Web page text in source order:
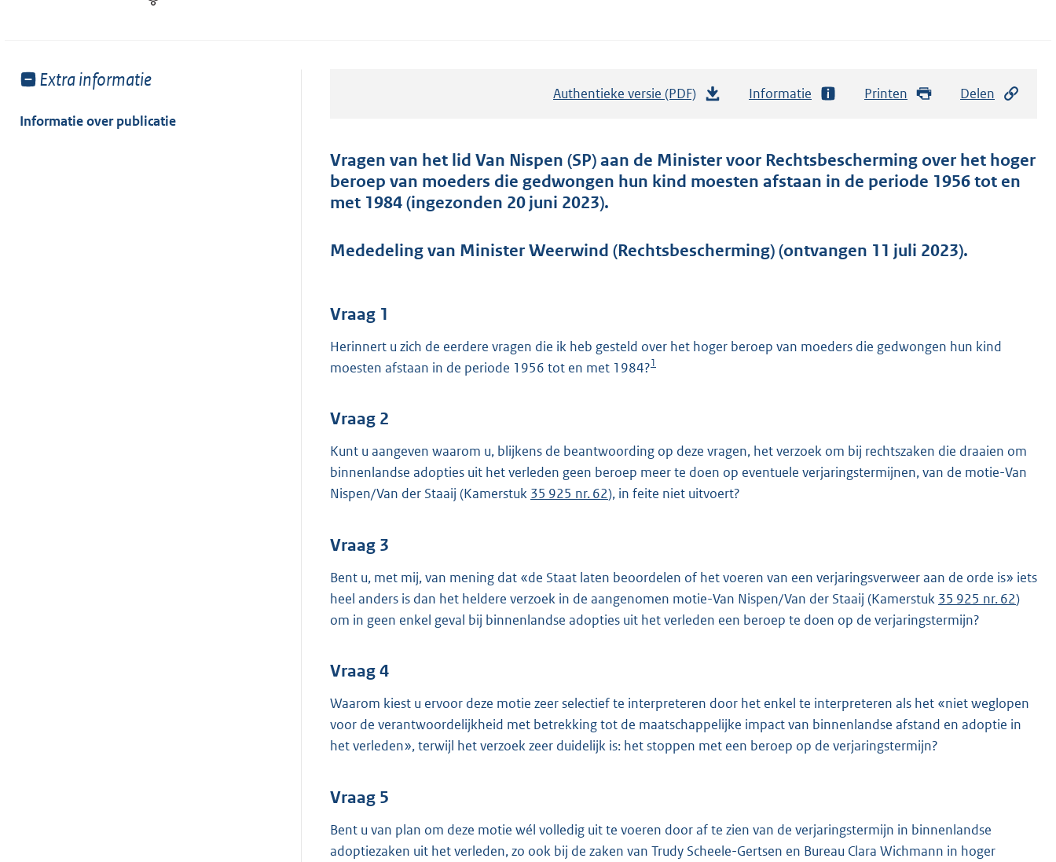
Toon
van:
Extra informatie
Informatie over publicatie
Authentieke versie (PDF)
t
a
t
1
K
b
Informatie Printen Delen
Vragen van het lid Van Nispen (SP) aan de Minister voor Rechtsbescherming over het hoger
beroep van moeders die gedwongen hun kind moesten afstaan in de periode 1956 tot en
met 1984 (ingezonden 20 juni 2023).
Mededeling van Minister Weerwind (Rechtsbescherming) (ontvangen 11 juli 2023).
Vraag 1
Herinnert u zich de eerdere vragen die ik heb gesteld over het hoger beroep van moeders die gedwongen hun kind
moesten afstaan in de periode 1956 tot en met 1984?1
Vraag 2
Kunt u aangeven waarom u, blijkens de beantwoording op deze vragen, het verzoek om bij rechtszaken die draaien om
binnenlandse adopties uit het verleden geen beroep meer te doen op eventuele verjaringstermijnen, van de motie-Van
Nispen/Van der Staaij (Kamerstuk 35 925 nr. 62), in feite niet uitvoert?
Vraag 3
Bent u, met mij, van mening dat «de Staat laten beoordelen of het voeren van een verjaringsverweer aan de orde is» iets
heel anders is dan het heldere verzoek in de aangenomen motie-Van Nispen/Van der Staaij (Kamerstuk 35 925 nr. 62)
om in geen enkel geval bij binnenlandse adopties uit het verleden een beroep te doen op de verjaringstermijn?
Vraag 4
Waarom kiest u ervoor deze motie zeer selectief te interpreteren door het enkel te interpreteren als het «niet weglopen
voor de verantwoordelijkheid met betrekking tot de maatschappelijke impact van binnenlandse afstand en adoptie in
het verleden», terwijl het verzoek zeer duidelijk is: het stoppen met een beroep op de verjaringstermijn?
Vraag 5
Bent u van plan om deze motie wél volledig uit te voeren door af te zien van de verjaringstermijn in binnenlandse
adoptiezaken uit het verleden, zo ook bij de zaken van Trudy Scheele-Gertsen en Bureau Clara Wichmann in hoger